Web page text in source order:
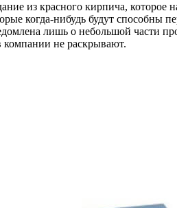
из красного кирпича,
когда-нибудь будут способны
лишь о небольшой части
не раскрывают.